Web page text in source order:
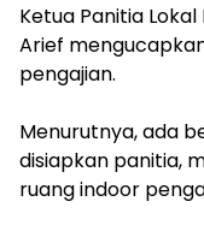
​Ketua Panitia Lokal
Arief
pengajian.
​Menurutnya, ada
disiapkan panitia,
ruang indoor